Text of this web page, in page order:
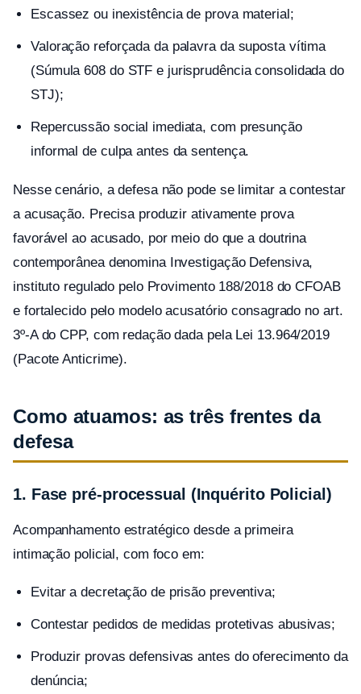
Escassez ou inexistência de prova material;
Valoração reforçada da palavra da suposta vítima
(Súmula 608 do STF e jurisprudência consolidada do
STJ);
Repercussão social imediata, com presunção
informal de culpa antes da sentença.
Nesse cenário, a defesa não pode se limitar a contestar
a acusação. Precisa produzir ativamente prova
favorável ao acusado, por meio do que a doutrina
contemporânea denomina Investigação Defensiva,
instituto regulado pelo Provimento 188/2018 do CFOAB
e fortalecido pelo modelo acusatório consagrado no art.
3º-A do CPP, com redação dada pela Lei 13.964/2019
(Pacote Anticrime).
Como atuamos: as três frentes da
defesa
1. Fase pré-processual (Inquérito Policial)
Acompanhamento estratégico desde a primeira
intimação policial, com foco em:
Evitar a decretação de prisão preventiva;
Contestar pedidos de medidas protetivas abusivas;
Produzir provas defensivas antes do oferecimento da
denúncia;